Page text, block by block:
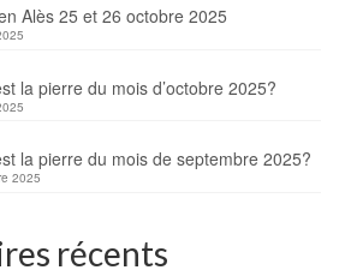
Alès 25 et 26 octobre 2025
la pierre du mois d’octobre 2025?
la pierre du mois de septembre 2025?
2025
récents